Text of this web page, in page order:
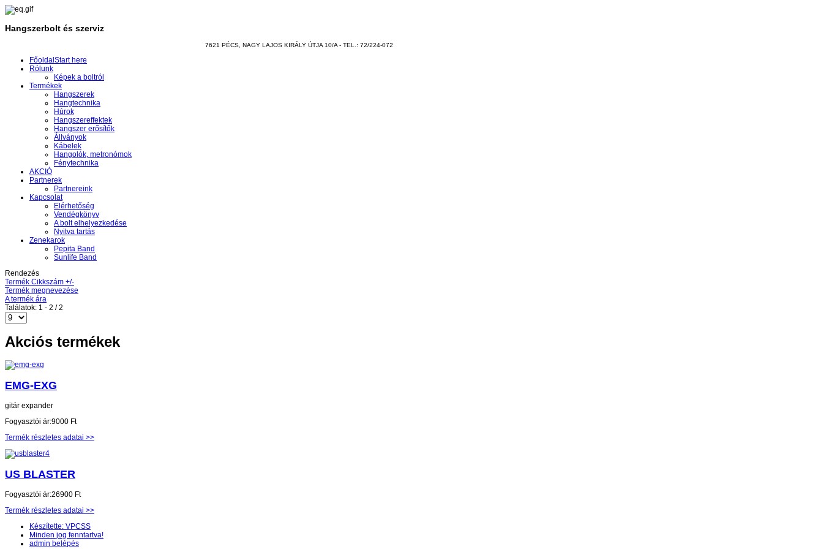
Hangszerbolt és szerviz
7621 PÉCS, NAGY LAJOS KIRÁLY ÚTJA 10/A - TEL.: 72/224-072
Főoldal Start here
Rólunk
Képek a boltról
Termékek
Hangszerek
Hangtechnika
Húrok
Hangszereffektek
Hangszer erősítők
Állványok
Kábelek
Hangolók, metronómok
Fénytechnika
AKCIÓ
Partnerek
Partnereink
Kapcsolat
Elérhetőség
Vendégkönyv
A bolt elhelyezkedése
Nyitva tartás
Zenekarok
Pepita Band
Sunlife Band
Rendezés
Termék Cikkszám +/-
Termék megnevezése
A termék ára
Találatok: 1 - 2 / 2
Akciós termékek
EMG-EXG
gitár expander
Fogyasztói ár:9000 Ft
Termék részletes adatai >>
US BLASTER
Fogyasztói ár:26900 Ft
Termék részletes adatai >>
Készítette: VPCSS
Minden jog fenntartva!
admin belépés